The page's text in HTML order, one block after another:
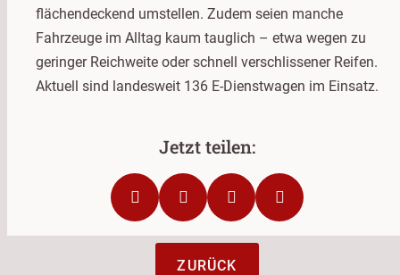
flächendeckend umstellen. Zudem seien manche
Fahrzeuge im Alltag kaum tauglich – etwa wegen zu
geringer Reichweite oder schnell verschlissener Reifen.
Aktuell sind landesweit 136 E-Dienstwagen im Einsatz.
ZURÜCK